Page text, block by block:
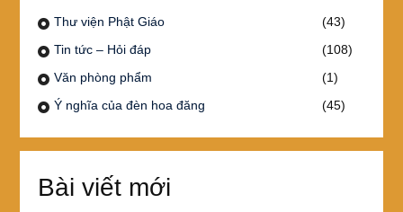
Thư viện Phật Giáo
(43)
Tin tức – Hỏi đáp
(108)
Văn phòng phẩm
(1)
Ý nghĩa của đèn hoa đăng
(45)
Bài viết mới